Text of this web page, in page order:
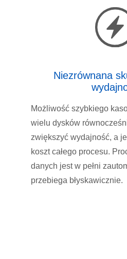
Niezrównana
Możliwość szybkiego
wielu dysków
zwiększyć wydajność, a
koszt całego procesu.
danych jest w pełni
przebiega błyskawicznie.